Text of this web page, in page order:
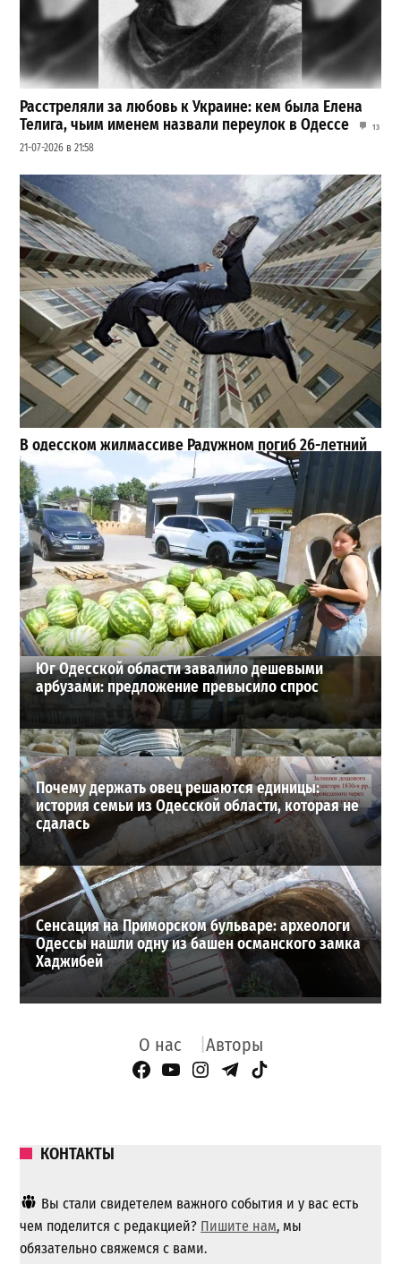
Расстреляли за любовь к Украине: кем была Елена
Телига, чьим именем назвали переулок в Одессе
13
21-07-2026 в 21:58
В одесском жилмассиве Радужном погиб 26-летний
мужчина: что известно
27-07-2026 в 13:47
Шезлонги, бунгало и VIP-зоны: сколько придется
заплатить за отдых в Аркадии
3
21-07-2026 в 19:23
ВИБОР РЕДАКЦИИ
Юг Одесской области завалило дешевыми
арбузами: предложение превысило спрос
Почему держать овец решаются единицы:
история семьи из Одесской области, которая не
сдалась
Сенсация на Приморском бульваре: археологи
Одессы нашли одну из башен османского замка
Хаджибей
О нас Авторы
Facebook Page
YouTube
Instagram
Telegram
TikTok
КОНТАКТЫ
Вы стали свидетелем важного события и у вас есть
чем поделится с редакцией? Пишите нам, мы
обязательно свяжемся с вами.